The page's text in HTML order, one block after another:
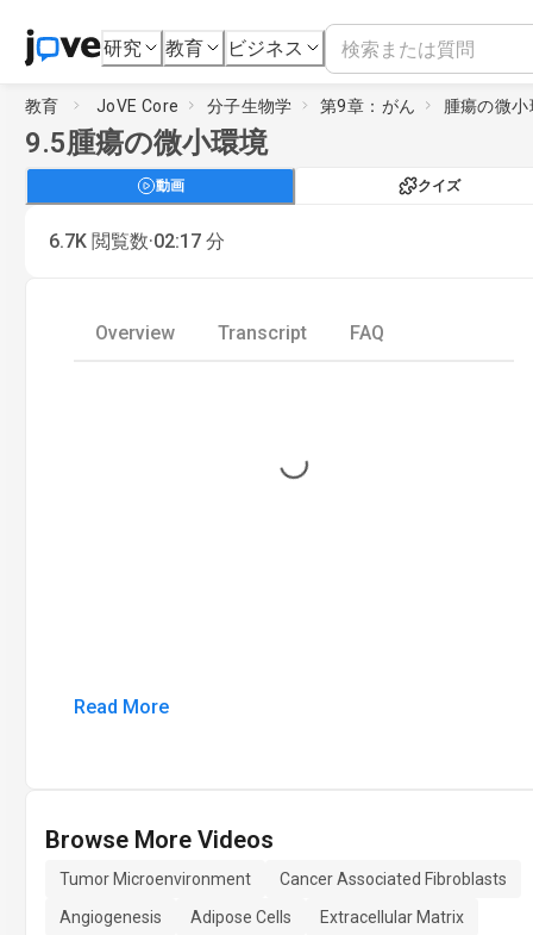
研究 教育 ビジネス
教育 JoVE Core 分子生物学 第9章：がん 腫瘍の微小
9.5腫瘍の微小環境
動画 クイズ
6.7K 閲覧数·02:17 分
Overview Transcript FAQ
Loading...
Read More
Browse More Videos
Tumor Microenvironment
Cancer Associated Fibroblasts
Angiogenesis
Adipose Cells
Extracellular Matrix